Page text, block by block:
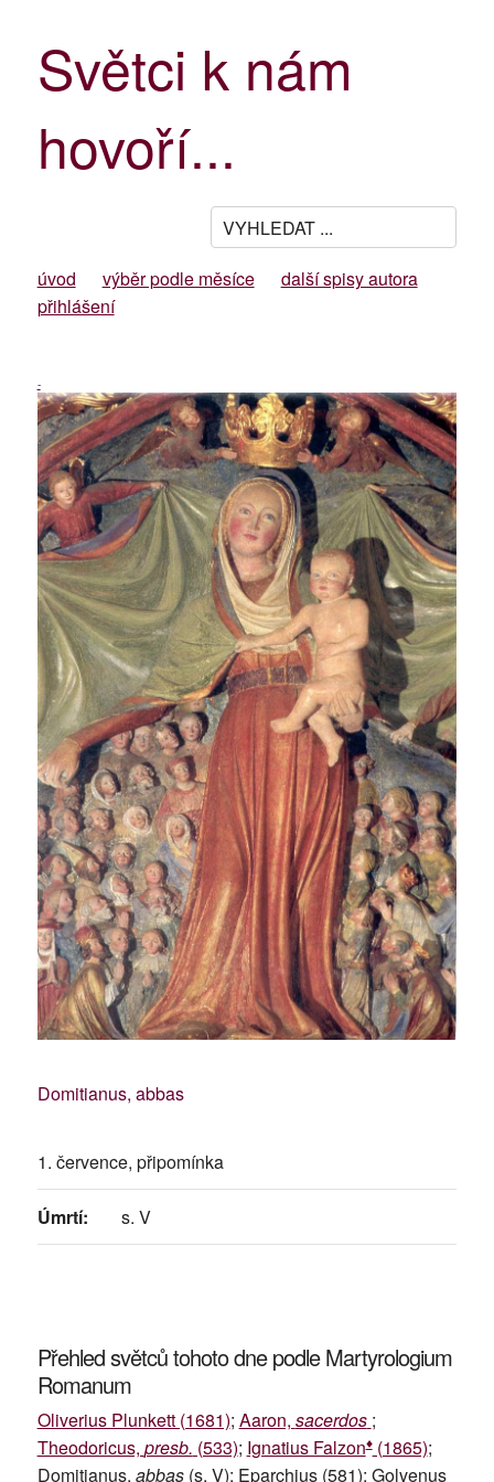
Světci k nám
hovoří...
úvod výběr podle měsíce
další spisy autora
přihlášení
-
Domitianus, abbas
1. července, připomínka
Úmrtí: s. V
Přehled světců tohoto dne podle Martyrologium
Romanum
Oliverius Plunkett (1681); Aaron, sacerdos ;
Theodoricus, presb. (533); Ignatius Falzon♦(1865);
Domitianus, abbas(s. V); Eparchius (581); Golvenus